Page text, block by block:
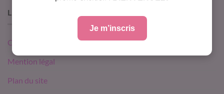
LIEN UTILE
Contact
Mention légal
Plan du site
Je m’inscris